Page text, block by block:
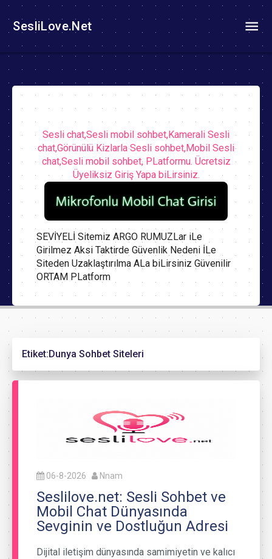
SesliLove.Net
Sesli chat,Sesli mobil sohbet,Kamerali Sesli
chat,Görünülü Kizlarla Sesli sohbet,Mobil Sesli
chat,Sesli mobil sohbet, PLatformu. Ücretsiz
Üyeliksiz Giriş Yapa biLirsiniz.
SEVİYELİ Sitemiz ARGO RUMUZLar iLe
Girilmez Aksi Taktirde Güvenlik Nedeni İLe
Siteden Uzaklaştırılma ALa biLirsiniz Güvenilir
ORTAM PLatform
Etiket:Dunya Sohbet Siteleri
06-8-2026 Nnam
Seslilove.net: Sesli Sohbet ve
Mobil Chat Dünyasında
Sevginin ve Dostluğun Adresi
Dijital iletişim dünyasında samimiyetin ve kalıcı